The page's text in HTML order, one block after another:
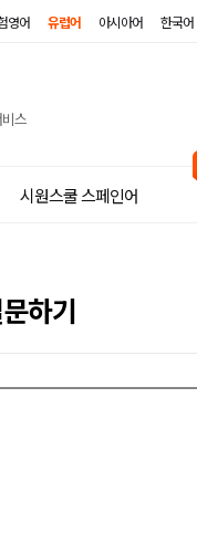
영어 유럽어 아시아어 한국어
시원스쿨 스페인어
하기